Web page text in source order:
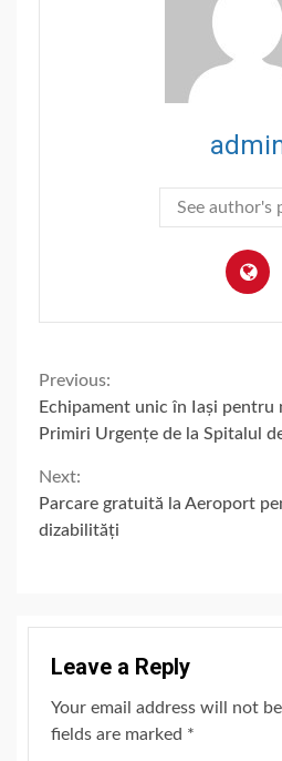
See author's
Continue
Reading
Previous:
Echipament unic în Iași pentru
Primiri Urgențe de la Spitalul
Next:
Parcare gratuită la Aeroport
dizabilități
Leave a Reply
Your email address will not
fields are marked *